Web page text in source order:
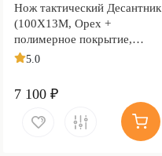
Нож тактический Десантник
(100Х13М, Орех +
полимерное покрытие,
Металлический)
5.0
7 100 ₽